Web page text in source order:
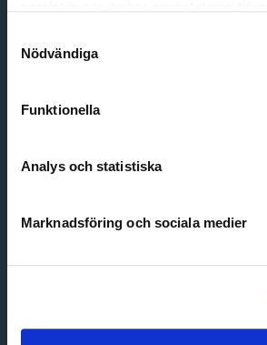
Nödvändiga
Funktionella
Analys och statistiska
Marknadsföring och sociala medier